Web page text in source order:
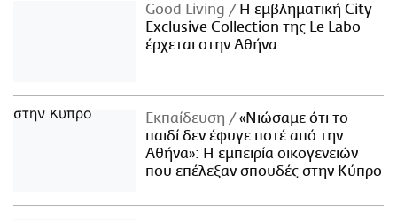
Good Living
Η εμβληματική City
Exclusive Collection της Le Labo
έρχεται στην Αθήνα
Εκπαίδευση
«Νιώσαμε ότι το
παιδί δεν έφυγε ποτέ από την
Αθήνα»: Η εμπειρία οικογενειών
που επέλεξαν σπουδές στην Κύπρο